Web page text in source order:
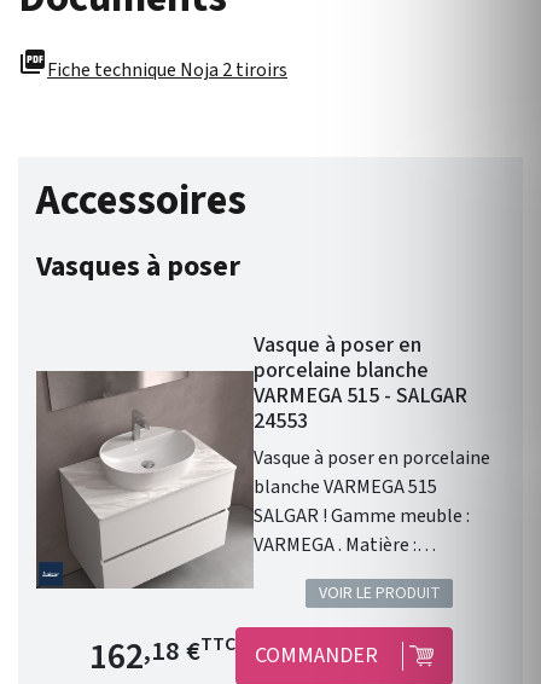
picture_as_pdfFiche technique Noja 2 tiroirs
Accessoires
Vasques à poser
Vasque à poser en
porcelaine blanche
VARMEGA 515 - SALGAR
24553
Vasque à poser en porcelaine
blanche VARMEGA 515
SALGAR ! Gamme meuble :
VARMEGA . Matière :
porcelaine blanche .
Dimensions : 500 x 385 x 120
mm. Livré sans bonde et sans
siphon. Garantie 2 ans.
VOIR LE PRODUIT
Prix de base
162,18 €TTC COMMANDER